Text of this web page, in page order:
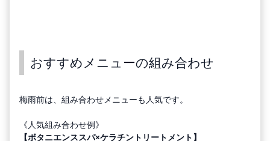
おすすめメニューの組み合わせ
梅雨前は、組み合わせメニューも人気です。
《人気組み合わせ例》
【ボタニエンススパ×ケラチントリートメント】